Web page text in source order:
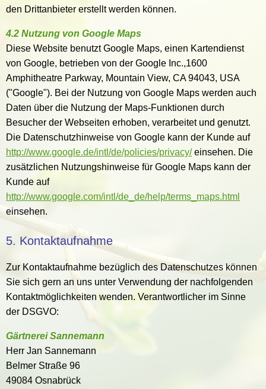
den Drittanbieter erstellt werden können.
4.2 Nutzung von Google Maps
Diese Website benutzt Google Maps, einen Kartendienst
von Google, betrieben von der Google Inc.,1600
Amphitheatre Parkway, Mountain View, CA 94043, USA
("Google"). Bei der Nutzung von Google Maps werden auch
Daten über die Nutzung der Maps-Funktionen durch
Besucher der Webseiten erhoben, verarbeitet und genutzt.
Die Datenschutzhinweise von Google kann der Kunde auf
http://www.google.de/intl/de/policies/privacy/einsehen. Die
zusätzlichen Nutzungshinweise für Google Maps kann der
Kunde auf
http://www.google.com/intl/de_de/help/terms_maps.html
einsehen.
5. Kontaktaufnahme
Zur Kontaktaufnahme bezüglich des Datenschutzes können
Sie sich gern an uns unter Verwendung der nachfolgenden
Kontaktmöglichkeiten wenden. Verantwortlicher im Sinne
der DSGVO:
Gärtnerei Sannemann
Herr Jan Sannemann
Belmer Straße 96
49084 Osnabrück